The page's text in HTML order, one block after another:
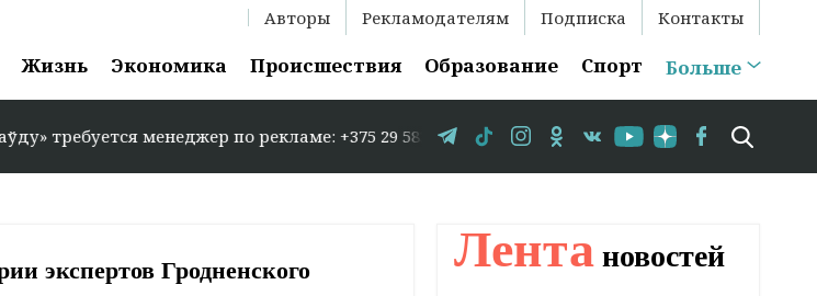
Авторы Рекламодателям Подписка Контакты
Жизнь Экономика Происшествия Образование Спорт Больше
менеджер по рекламе: +375 29 583-35-86 // В Гродно временно закрывается движение
экспертов Гродненского
Лента новостей